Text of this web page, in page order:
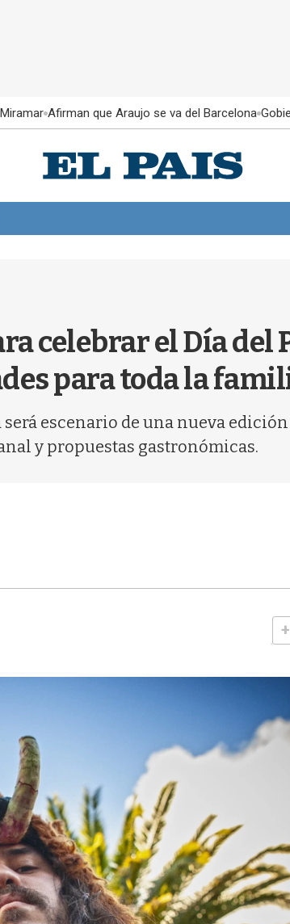
Afirman que Araujo se va del Barcelona
celebrar el Día del
para toda la
será escenario de una nueva
y propuestas gastronómicas.
+